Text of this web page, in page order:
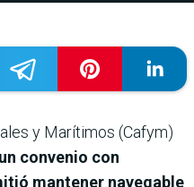
y Marítimos (Cafym)
convenio con
mantener navegable